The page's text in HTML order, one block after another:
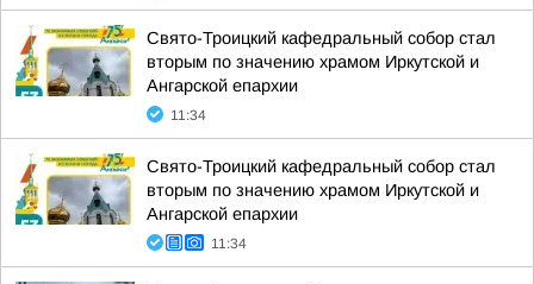
Свято-Троицкий кафедральный собор стал
вторым по значению храмом Иркутской и
Ангарской епархии
11:34
Свято-Троицкий кафедральный собор стал
вторым по значению храмом Иркутской и
Ангарской епархии
11:34